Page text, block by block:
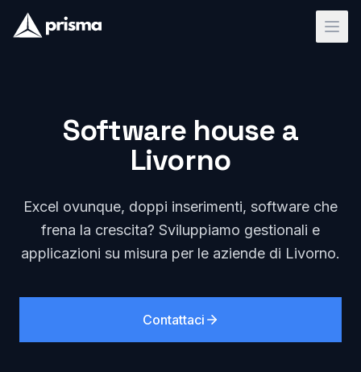
Software house a
Livorno
Excel ovunque, doppi inserimenti, software che
frena la crescita? Sviluppiamo gestionali e
applicazioni su misura per le aziende di Livorno.
Contattaci